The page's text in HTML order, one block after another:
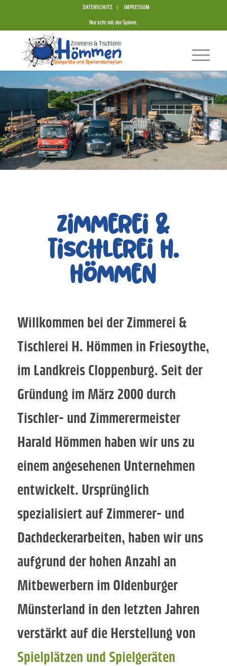
DATENSCHUTZ IMPRESSUM
Nur echt mit der Spinne.
Zimmerei &
Tischlerei H.
Hömmen
Willkommen bei der Zimmerei &
Tischlerei H. Hömmen in Friesoythe,
im Landkreis Cloppenburg. Seit der
Gründung im März 2000 durch
Tischler- und Zimmerermeister
Harald Hömmen haben wir uns zu
einem angesehenen Unternehmen
entwickelt. Ursprünglich
spezialisiert auf Zimmerer- und
Dachdeckerarbeiten, haben wir uns
aufgrund der hohen Anzahl an
Mitbewerbern im Oldenburger
Münsterland in den letzten Jahren
verstärkt auf die Herstellung von
Spielplätzen und Spielgeräten